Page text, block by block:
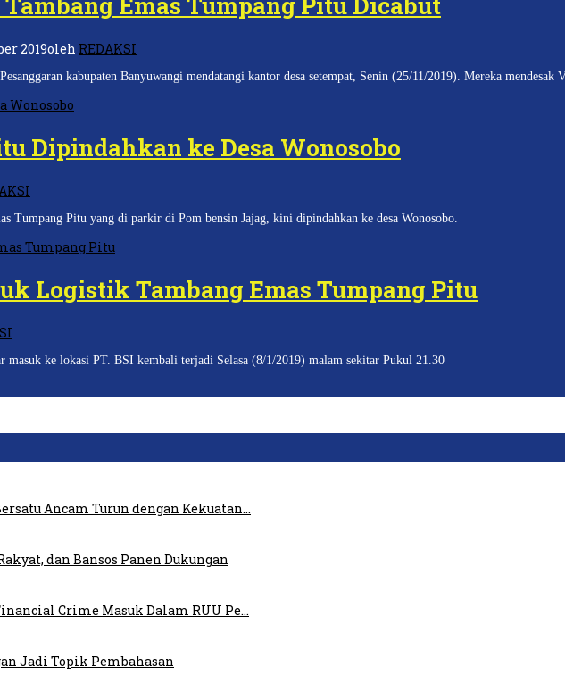
2019oleh REDAKSI
kabupaten Banyuwangi mendatangi kantor desa setempat, Senin (25/11/2019). Mereka mendesak
Dipindahkan ke Desa Wonosobo
Tumpang Pitu yang di parkir di Pom bensin Jajag, kini dipindahkan ke desa Wonosobo.
Logistik Tambang Emas Tumpang Pitu
ke lokasi PT. BSI kembali terjadi Selasa (8/1/2019) malam sekitar Pukul 21.30
Ancam Turun dengan Kekuatan…
dan Bansos Panen Dukungan
Crime Masuk Dalam RUU Pe…
Jadi Topik Pembahasan